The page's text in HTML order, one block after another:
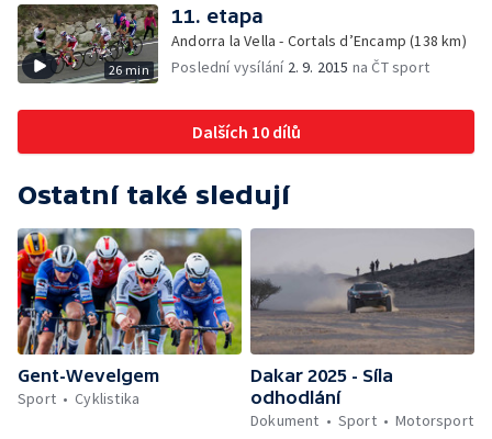
26 min
11. etapa
Andorra la Vella - Cortals d’Encamp (138 km)
Poslední vysílání 2. 9. 2015 na ČT sport
Dalších 10 dílů
Ostatní také sledují
Gent-Wevelgem
Sport
Cyklistika
Dakar 2025 - Síla
odhodlání
Dokument
Sport Motorsport